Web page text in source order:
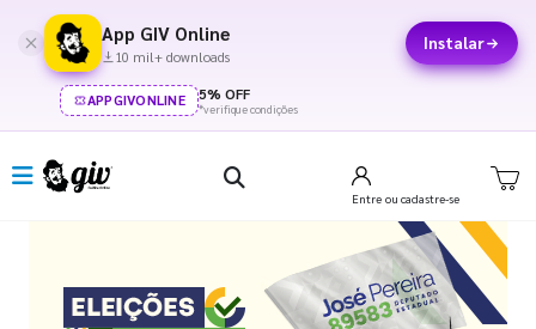
App GIV Online
10 mil+ downloads
Instalar
APPGIVONLINE 5% OFF
*verifique condições
Entre ou cadastre-se